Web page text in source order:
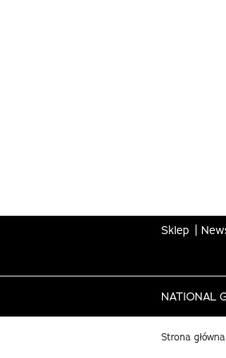
Sklep
NATIONAL
Strona główna